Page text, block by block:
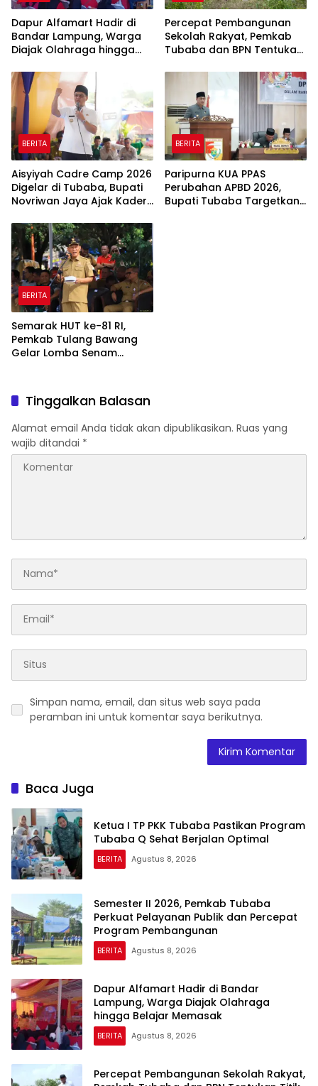
Dapur Alfamart Hadir di
Bandar Lampung, Warga
Diajak Olahraga hingga
Percepat Pembangunan
Sekolah Rakyat, Pemkab
Tubaba dan BPN Tentukan
BERITA
Aisyiyah Cadre Camp 2026
Digelar di Tubaba, Bupati
Novriwan Jaya Ajak Kader
Pembangunan
BERITA
Paripurna KUA PPAS
Perubahan APBD 2026,
Bupati Tubaba Targetkan
BERITA
Semarak HUT ke-81 RI,
Pemkab Tulang Bawang
Gelar Lomba Senam
Tinggalkan Balasan
Alamat email Anda tidak akan dipublikasikan. Ruas yang
wajib ditandai *
Simpan nama, email, dan situs web saya pada
peramban ini untuk komentar saya berikutnya.
Baca Juga
Ketua I TP PKK Tubaba Pastikan Program
Tubaba Q Sehat Berjalan Optimal
BERITA Agustus 8, 2026
Semester II 2026, Pemkab Tubaba
Perkuat Pelayanan Publik dan Percepat
Program Pembangunan
BERITA Agustus 8, 2026
Dapur Alfamart Hadir di Bandar
Lampung, Warga Diajak Olahraga
hingga Belajar Memasak
BERITA Agustus 8, 2026
Percepat Pembangunan Sekolah Rakyat,